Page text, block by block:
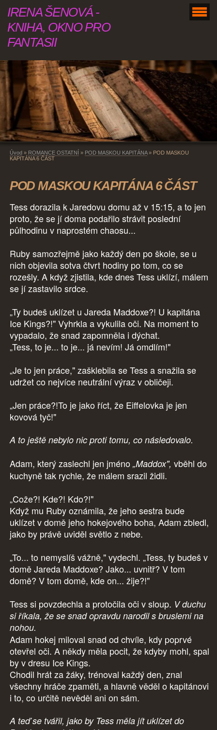
IRENA ŠENOVÁ -
KNIHA, OKNO PRO
FANTASII
Úvod » ROMANCE OSTATNÍ » POD MASKOU KAPITÁNA» POD MASKOU
KAPITÁNA 6 ČÁST
POD MASKOU KAPITÁNA 6 ČÁST
Tess dorazila k Jaredovu domu až v 15:15, a to jen
proto, že se jí doma podařilo strávit poslední
půlhodinu v naprostém chaosu...
Ruby samozřejmě jako každý den po škole, se u
nich objevila sotva čtvrt hodiny po tom, co se
rozešly. A když zjistila, kde dnes Tess uklízí, málem
se jí zastavilo srdce.
„Ty budeš uklízet u Jareda Maddoxe?! U kapitána
Ice Kings?!" Vyhrkla a vykulila oči. Na moment to
vypadalo, že snad zapomněla i dýchat.
„Tess, to je... to je... já nevím! Já omdlím!"
„Je to jen práce," zašklebila se Tess a snažila se
udržet co nejvíce neutrální výraz v obličeji.
„Jen práce?!To je jako říct, že Eiffelovka je jen
kovová tyč!"
A to ještě nebylo nic proti tomu, co následovalo.
Adam, který zaslechl jen jméno „Maddox", vběhl do
kuchyně tak rychle, že málem srazil židli.
„Cože?! Kde?! Kdo?!"
Když mu Ruby oznámila, že jeho sestra bude
uklízet v domě jeho hokejového boha, Adam zbledl,
jako by právě uviděl světlo z nebe.
„To... to nemyslíš vážně," vydechl. „Tess, ty budeš v
domě Jareda Maddoxe? Jako... uvnitř? V tom
domě? V tom domě, kde on... žije?!"
Tess si povzdechla a protočila oči v sloup. V duchu
si říkala, že se snad opravdu narodil s bruslemi na
nohou.
Adam hokej miloval snad od chvíle, kdy poprvé
otevřel oči. A někdy měla pocit, že kdyby mohl, spal
by v dresu Ice Kings.
Chodil hrát za žáky, trénoval každý den, znal
všechny hráče zpaměti, a hlavně věděl o kapitánovi
i to, co určitě nevěděl ani on sám.
A teď se tvářil, jako by Tess měla jít uklízet do